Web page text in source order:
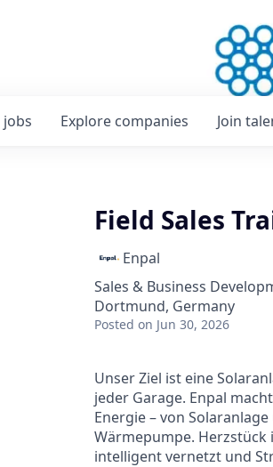
jobs Explore companies Join
Field Sales
Enpal
Sales & Business
Dortmund, Germany
Posted on Jun 30, 2026
Unser Ziel ist eine
jeder Garage. Enpal
Energie – von
Wärmepumpe. Herzstück
intelligent vernetzt und